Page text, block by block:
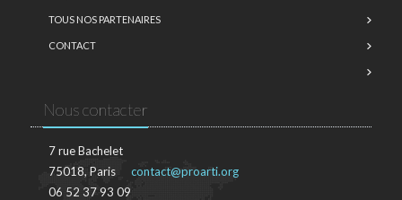
TOUS NOS PARTENAIRES
CONTACT
Nous contacter
7 rue Bachelet
75018, Paris
06 52 37 93 09
contact@proarti.org